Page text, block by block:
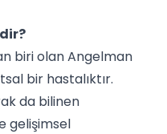
biri olan Angelman
bir hastalıktır.
da bilinen
gelişimsel